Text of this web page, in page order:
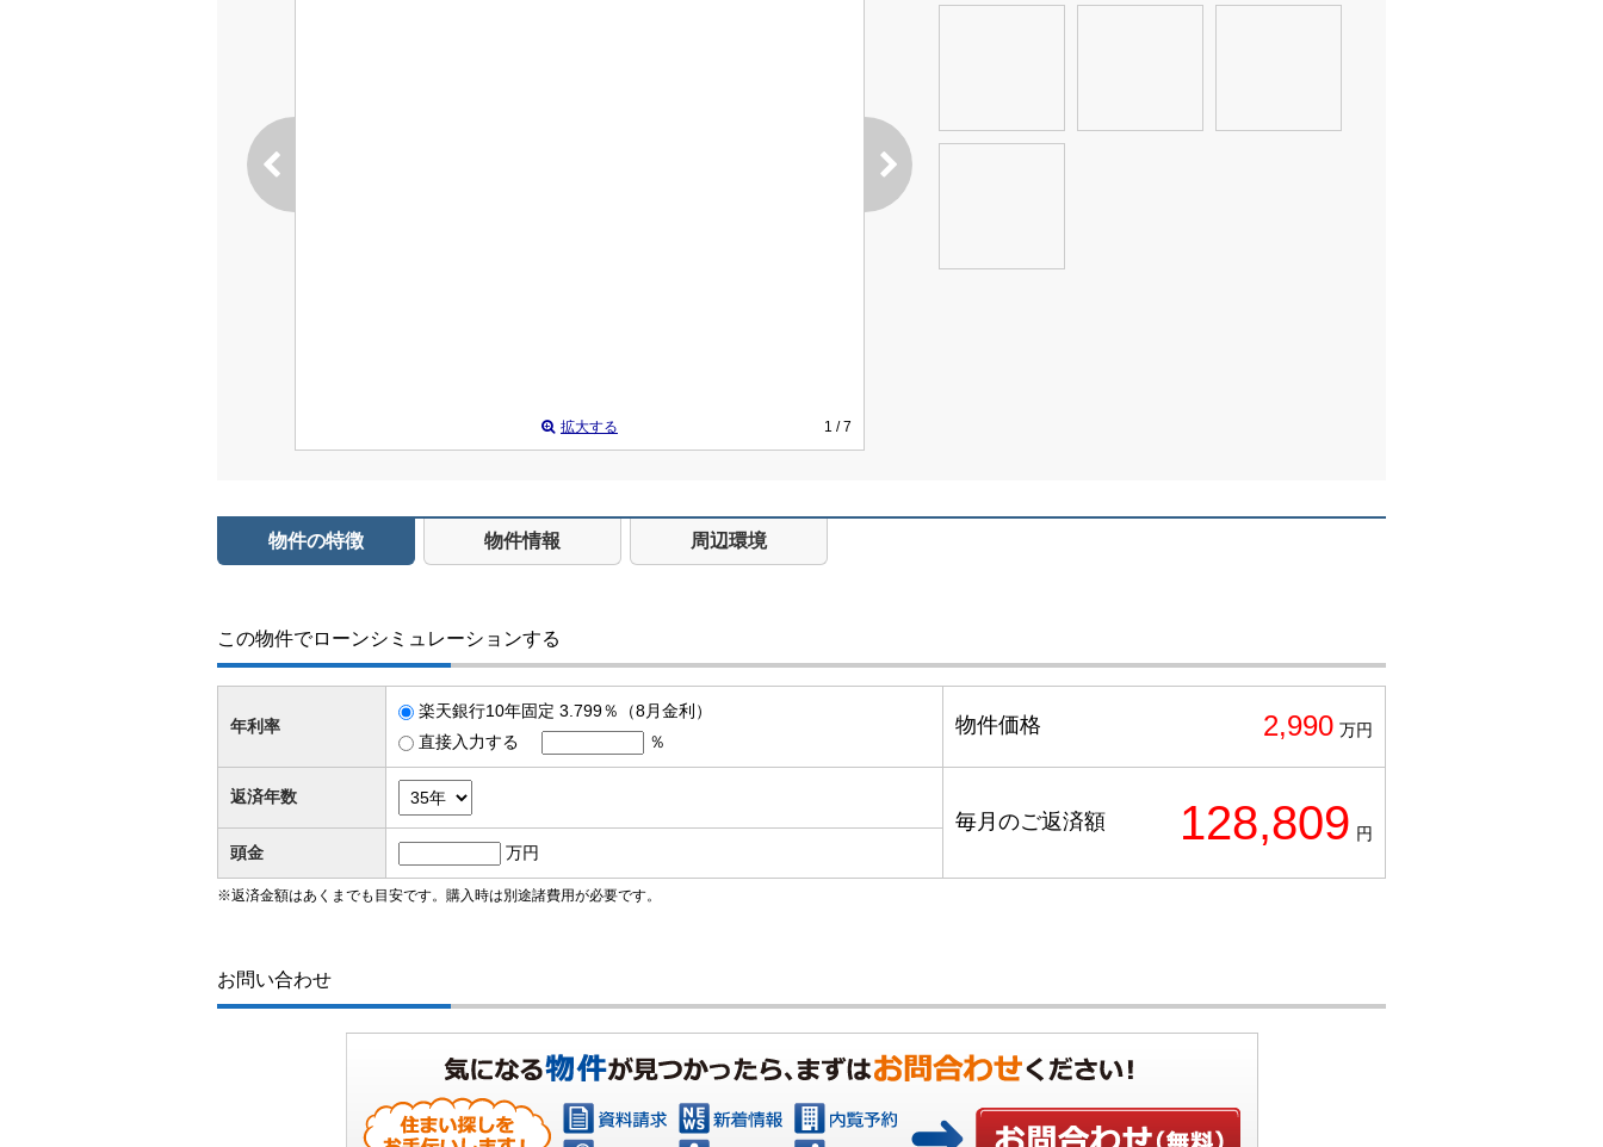
拡大する 1 / 7
物件の特徴 物件情報 周辺環境
この物件でローンシミュレーションする
年利率
楽天銀行10年固定 3.799％（8月金利）
直接入力する
％
物件価格 2,990 万円
返済年数
毎月のご返済額 128,809 円
頭金
万円
※返済金額はあくまでも目安です。購入時は別途諸費用が必要です。
お問い合わせ